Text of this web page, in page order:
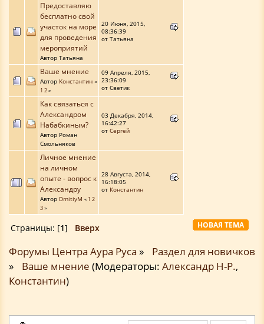
Предоставляю
бесплатно свой
участок на море
для проведения
мероприятий
Автор Татьяна
20 Июня, 2015,
08:36:39
от Татьяна
Ваше мнение
Автор Константин «
1 2»
09 Апреля, 2015,
23:36:09
от Светик
Как связаться с
Александром
Набабкиным?
Автор Роман
Смольняков
03 Декабря, 2014,
16:42:27
от Сергей
Личное мнение
на личном
опыте - вопрос к
Александру
Автор DmitiyM « 1 2
3»
28 Августа, 2014,
16:18:05
от Константин
НОВАЯ ТЕМА
Страницы: [1] Вверх
Форумы Центра Аура Руса »
Раздел для новичков
»
Ваше мнение (Модераторы: Александр Н-Р.,
Константин)